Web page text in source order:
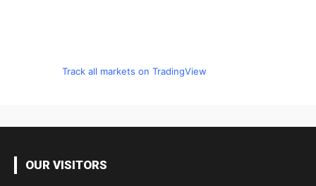
Track all markets on TradingView
OUR VISITORS